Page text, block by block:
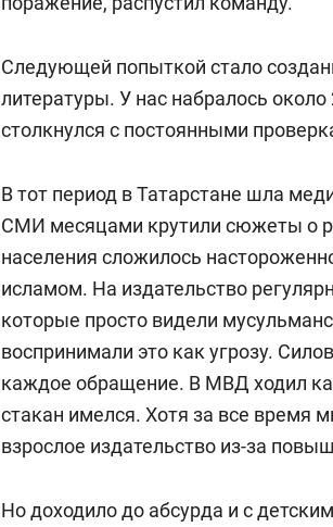
Следующей попыткой стало
литературы. У нас набралось
столкнулся с постоянными
В тот период в Татарстане шла
СМИ месяцами крутили сюжеты о
населения сложилось
исламом. На издательство
которые просто видели
воспринимали это как угрозу.
каждое обращение. В МВД ходил
стакан имелся. Хотя за все время
взрослое издательство из-за
Но доходило до абсурда и с